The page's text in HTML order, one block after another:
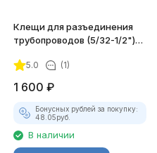
Клещи для разъединения
трубопроводов (5/32-1/2")
5.0 (1)
1 600 ₽
Бонусных рублей за покупку:
48.05руб.
В наличии